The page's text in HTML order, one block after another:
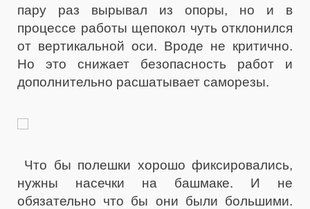
пару раз вырывал из опоры, но и в
процессе работы щепокол чуть отклонился
от вертикальной оси. Вроде не критично.
Но это снижает безопасность работ и
дополнительно расшатывает саморезы.
Что бы полешки хорошо фиксировались,
нужны насечки на башмаке. И не
обязательно что бы они были большими.